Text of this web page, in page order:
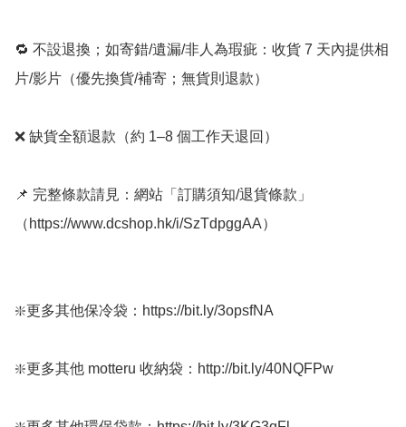
🔁 不設退換；如寄錯/遺漏/非人為瑕疵：收貨 7 天內提供相
片/影片（優先換貨/補寄；無貨則退款）
❌ 缺貨全額退款（約 1–8 個工作天退回）
📌 完整條款請見：網站「訂購須知/退貨條款」
（https://www.dcshop.hk/i/SzTdpggAA）
❇️更多其他保冷袋：https://bit.ly/3opsfNA
❇️更多其他 motteru 收納袋：http://bit.ly/40NQFPw